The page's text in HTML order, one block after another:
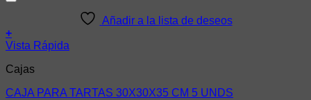
Añadir a la lista de deseos
+
Vista Rápida
Cajas
CAJA PARA TARTAS 30X30X35 CM 5 UNDS